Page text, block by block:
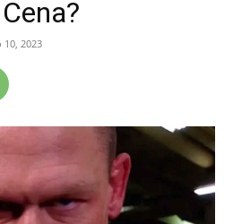
10, 2023